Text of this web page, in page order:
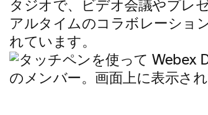
タジオで、ビデオ会議やプレ
アルタイムのコラボレーショ
れています。